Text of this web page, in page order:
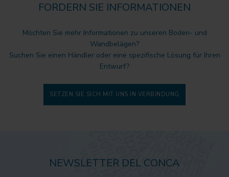
FORDERN SIE INFORMATIONEN
Möchten Sie mehr Informationen zu unseren Boden- und
Wandbelägen?
Suchen Sie einen Händler oder eine spezifische Lösung für Ihren
Entwurf?
SETZEN SIE SICH MIT UNS IN VERBINDUNG
NEWSLETTER DEL CONCA